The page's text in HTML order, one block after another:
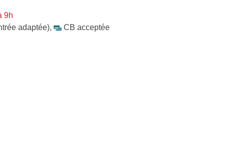
9h
adaptée),
CB acceptée